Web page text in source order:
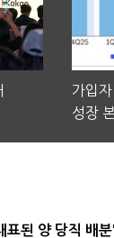
가입
성장
된 양 당직 배분